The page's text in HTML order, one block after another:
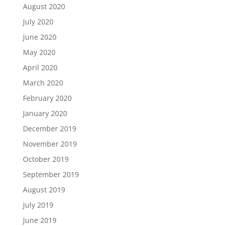
August 2020
July 2020
June 2020
May 2020
April 2020
March 2020
February 2020
January 2020
December 2019
November 2019
October 2019
September 2019
August 2019
July 2019
June 2019